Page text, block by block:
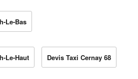
Le-Bas
Le-Haut Devis Taxi Cernay 68